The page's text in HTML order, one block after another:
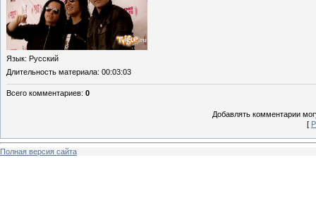
Язык: Русский
Длительность материала: 00:03:03
Всего комментариев: 0
Добавлять комментарии
[
Полная версия сайта